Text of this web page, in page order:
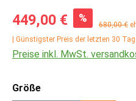
Verkaufspreis:
449,00 € % Regulärer
680,00 €
| Günstigster Preis der letzten 30
Preise inkl. MwSt.
Größeauswählen